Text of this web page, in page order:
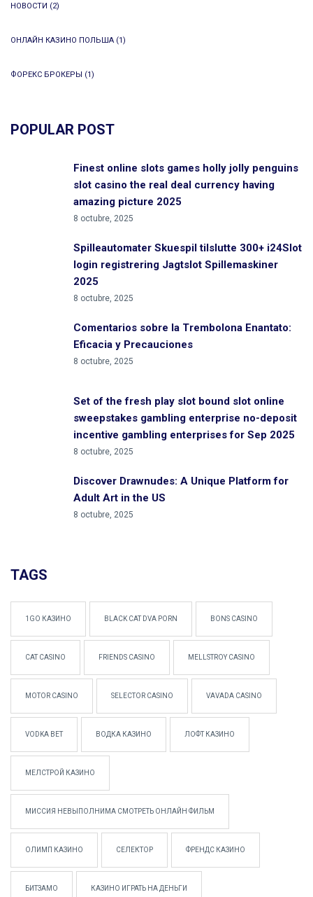
НОВОСТИ (2)
ОНЛАЙН КАЗИНО ПОЛЬША (1)
ФОРЕКС БРОКЕРЫ (1)
POPULAR POST
Finest online slots games holly jolly penguins
slot casino the real deal currency having
amazing picture 2025
8 octubre, 2025
Spilleautomater Skuespil tilslutte 300+ i24Slot
login registrering Jagtslot Spillemaskiner
2025
8 octubre, 2025
Comentarios sobre la Trembolona Enantato:
Eficacia y Precauciones
8 octubre, 2025
Set of the fresh play slot bound slot online
sweepstakes gambling enterprise no-deposit
incentive gambling enterprises for Sep 2025
8 octubre, 2025
Discover Drawnudes: A Unique Platform for
Adult Art in the US
8 octubre, 2025
TAGS
1GO КАЗИНО BLACK CAT DVA PORN BONS CASINO
CAT CASINO FRIENDS CASINO MELLSTROY CASINO
MOTOR CASINO SELECTOR CASINO VAVADA CASINO
VODKA BET ВОДКА КАЗИНО ЛОФТ КАЗИНО
МЕЛСТРОЙ КАЗИНО
МИССИЯ НЕВЫПОЛНИМА СМОТРЕТЬ ОНЛАЙН ФИЛЬМ
ОЛИМП КАЗИНО СЕЛЕКТОР ФРЕНДС КАЗИНО
БИТЗАМО КАЗИНО ИГРАТЬ НА ДЕНЬГИ